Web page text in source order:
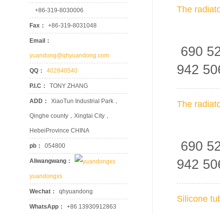
The
690
942
The
690
942
Silicone
+86-319-8030006
Fax： +86-319-8031048
Email：
yuandong@qhyuandong.com
QQ： 402840540
P.I.C： TONY ZHANG
ADD： XiaoTun Industrial Park，
Qinghe county，Xingtai City，
HebeiProvince CHINA
pb： 054800
Aliwangwang：
yuandongxs
Wechat： qhyuandong
WhatsApp： +86 13930912863